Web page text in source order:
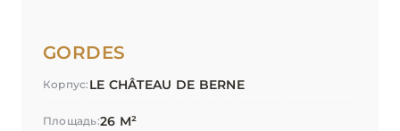
GORDES
Корпус: LE CHÂTEAU DE BERNE
Площадь:26 М²